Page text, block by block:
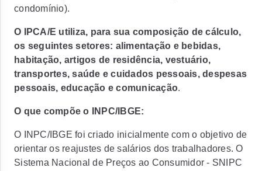
condomínio).
O IPCA/E utiliza, para sua composição de cálculo,
os seguintes setores: alimentação e bebidas,
habitação, artigos de residência, vestuário,
transportes, saúde e cuidados pessoais, despesas
pessoais, educação e comunicação.
O que compõe o INPC/IBGE:
O INPC/IBGE foi criado inicialmente com o objetivo de
orientar os reajustes de salários dos trabalhadores. O
Sistema Nacional de Preços ao Consumidor - SNIPC